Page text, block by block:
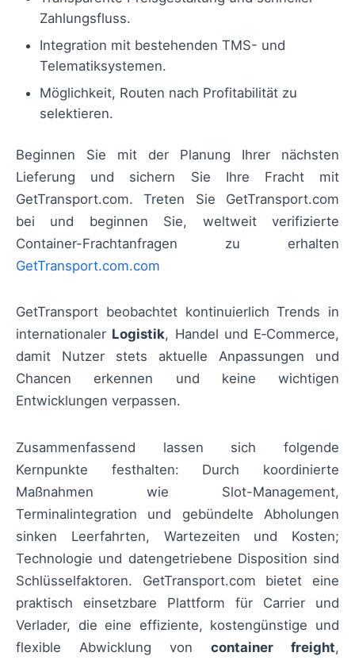
Zahlungsfluss.
Integration mit bestehenden TMS- und
Telematiksystemen.
Möglichkeit, Routen nach Profitabilität zu
selektieren.
Beginnen Sie mit der Planung Ihrer nächsten
Lieferung und sichern Sie Ihre Fracht mit
GetTransport.com. Treten Sie GetTransport.com
bei und beginnen Sie, weltweit verifizierte
Container-Frachtanfragen zu erhalten
GetTransport.com.com
GetTransport beobachtet kontinuierlich Trends in
internationaler Logistik, Handel und E‑Commerce,
damit Nutzer stets aktuelle Anpassungen und
Chancen erkennen und keine wichtigen
Entwicklungen verpassen.
Zusammenfassend lassen sich folgende
Kernpunkte festhalten: Durch koordinierte
Maßnahmen wie Slot-Management,
Terminalintegration und gebündelte Abholungen
sinken Leerfahrten, Wartezeiten und Kosten;
Technologie und datengetriebene Disposition sind
Schlüsselfaktoren. GetTransport.com bietet eine
praktisch einsetzbare Plattform für Carrier und
Verlader, die eine effiziente, kostengünstige und
flexible Abwicklung von container freight,